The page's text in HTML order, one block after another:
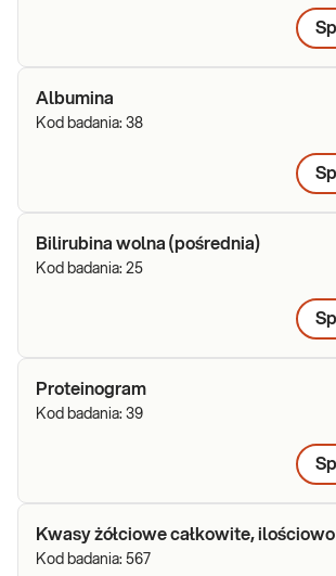
Albumina
Kod badania: 38
Bilirubina wolna (pośrednia)
Kod badania: 25
Proteinogram
Kod badania: 39
Kwasy żółciowe całkowite, ilościowo
Kod badania: 567